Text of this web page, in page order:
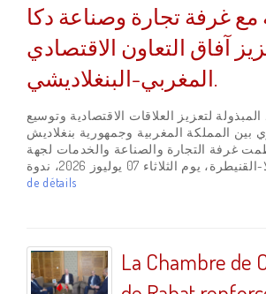
مع غرفة تجارة وصناعة دكا
آفاق التعاون الاقتصادي
المغربي-البنغلاديشي.
لتعزيز العلاقات الاقتصادية وتوسيع
بين المملكة المغربية وجمهورية بنغلاديش
غرفة التجارة والصناعة والخدمات لجهة
de détails
La Chambre de